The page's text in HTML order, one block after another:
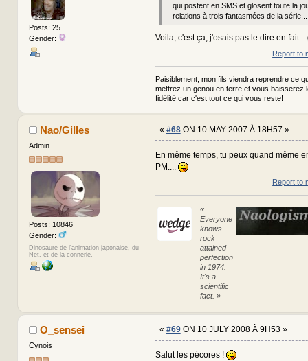
Posts: 25
Gender:
qui postent en SMS et glosent toute la
relations à trois fantasmées de la
Voila, c'est ça, j'osais pas le dire en fait.
Report to
Paisiblement, mon fils viendra reprendre ce
mettrez un genou en terre et vous baisserez
fidélité car c'est tout ce qui vous reste!
Nao/Gilles
Admin
Posts: 10846
Gender:
Dinosaure de l'animation japonaise, du
Net, et de la connerie.
« #68ON 10 MAY 2007 À 18H57 »
En même temps, tu peux quand même
PM....
Report to
«
Everyone
knows
rock
attained
perfection
in 1974.
It's a
scientific
fact. »
O_sensei
Cynois
« #69ON 10 JULY 2008 À 9H53 »
Salut les pécores !